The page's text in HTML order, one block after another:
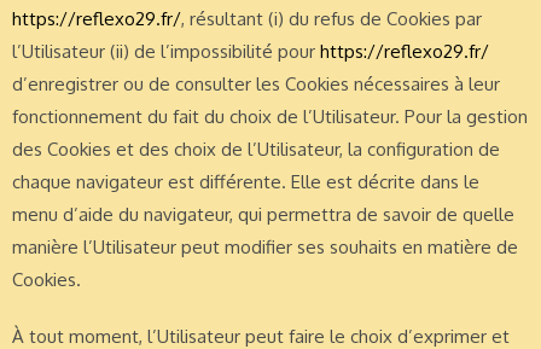
https://reflexo29.fr/, résultant (i) du refus de Cookies par
l’Utilisateur (ii) de l’impossibilité pour https://reflexo29.fr/
d’enregistrer ou de consulter les Cookies nécessaires à leur
fonctionnement du fait du choix de l’Utilisateur. Pour la gestion
des Cookies et des choix de l’Utilisateur, la configuration de
chaque navigateur est différente. Elle est décrite dans le
menu d’aide du navigateur, qui permettra de savoir de quelle
manière l’Utilisateur peut modifier ses souhaits en matière de
Cookies.
À tout moment, l’Utilisateur peut faire le choix d’exprimer et